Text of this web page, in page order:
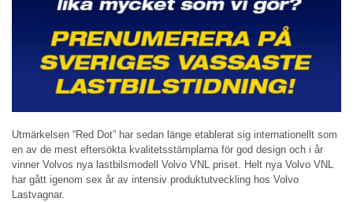
Utmärkelsen “Red Dot” har sedan länge etablerat sig internationellt som
en av de mest eftersökta kvalitetsstämplarna för god design och i år
vinner Volvos nya lastbilsmodell Volvo VNL priset. Helt nya Volvo VNL
har gått igenom sex år av intensiv produktutveckling hos Volvo
Lastvagnar.